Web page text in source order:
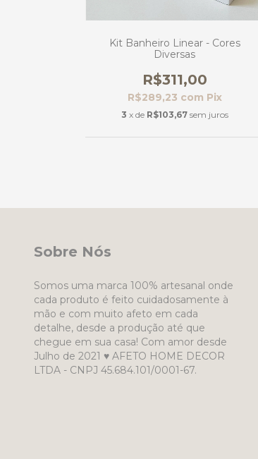
Kit Banheiro Linear - Cores
Diversas
R$311,00
R$289,23 com Pix
3 x de R$103,67 sem juros
Sobre Nós
Somos uma marca 100% artesanal onde
cada produto é feito cuidadosamente à
mão e com muito afeto em cada
detalhe, desde a produção até que
chegue em sua casa! Com amor desde
Julho de 2021 ♥ AFETO HOME DECOR
LTDA - CNPJ 45.684.101/0001-67.